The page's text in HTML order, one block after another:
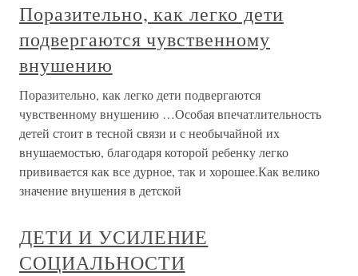
Поразительно, как легко дети
подвергаются чувственному
внушению
Поразительно, как легко дети подвергаются
чувственному внушению …Особая впечатлительность
детей стоит в тесной связи и с необычайной их
внушаемостью, благодаря которой ребенку легко
прививается как все дурное, так и хорошее.Как велико
значение внушения в детской
ДЕТИ И УСИЛЕНИЕ
СОЦИАЛЬНОСТИ